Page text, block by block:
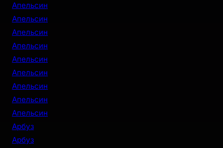
Апельсин
Апельсин
Апельсин
Апельсин
Апельсин
Апельсин
Апельсин
Апельсин
Апельсин
Арбуз
Арбуз